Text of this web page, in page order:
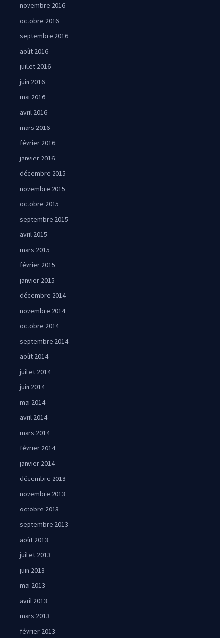
novembre 2016
octobre 2016
septembre 2016
août 2016
juillet 2016
juin 2016
mai 2016
avril 2016
mars 2016
février 2016
janvier 2016
décembre 2015
novembre 2015
octobre 2015
septembre 2015
avril 2015
mars 2015
février 2015
janvier 2015
décembre 2014
novembre 2014
octobre 2014
septembre 2014
août 2014
juillet 2014
juin 2014
mai 2014
avril 2014
mars 2014
février 2014
janvier 2014
décembre 2013
novembre 2013
octobre 2013
septembre 2013
août 2013
juillet 2013
juin 2013
mai 2013
avril 2013
mars 2013
février 2013